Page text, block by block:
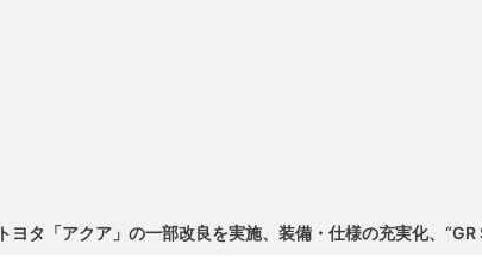
トヨタ「アクア」の一部改良を実施、装備・仕様の充実化、